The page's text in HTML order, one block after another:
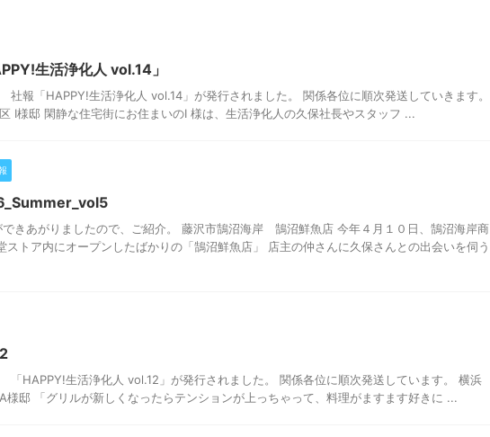
生活浄化人 vol.14」
社報「HAPPY!生活浄化人 vol.14」が発行されました。 関係各位に順次発送していきます。
I様邸 閑静な住宅街にお住まいのI 様は、生活浄化人の久保社長やスタッフ ...
きあがりましたので、ご紹介。 藤沢市鵠沼海岸 鵠沼鮮魚店 今年４月１０日、鵠沼海岸商
ストア内にオープンしたばかりの「鵠沼鮮魚店」 店主の仲さんに久保さんとの出会いを伺う
「HAPPY!生活浄化人 vol.12」が発行されました。 関係各位に順次発送しています。 横浜
様邸 「グリルが新しくなったらテンションが上っちゃって、料理がますます好きに ...